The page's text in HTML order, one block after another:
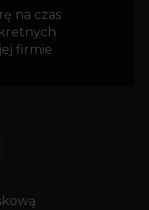
na czas
firmie